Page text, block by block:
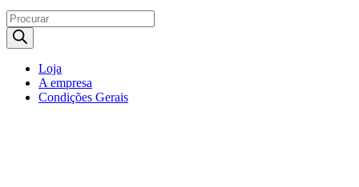
Products
search
Loja
A empresa
Condições Gerais